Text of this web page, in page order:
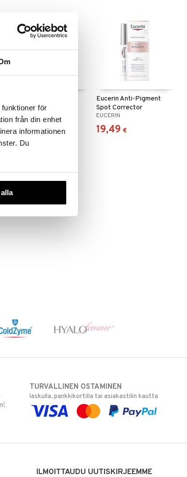
för
från din enhet
informationen
Du
Brush
BEURER
23,90 €
Eucerin Anti-Pigment
Spot Corrector
EUCERIN
19,49 €
TURVALLINEN OSTAMINEN
laskulla, pankkikortilla tai asiakastilin kautta
ILMOITTAUDU UUTISKIRJEEMME